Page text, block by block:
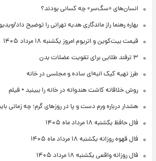
انسان‌های «سگ‌سر» چه کسانی بودند؟
بهاره رهنما راز ماندگاری هدیه تهرانی را توضیح داد/
قیمت بیت‌کوین و اتریوم امروز یکشنبه ۱۸ مرداد ۱۴۰۵
۳ ترفند طلایی برای تقویت عضلات بدن
طرز تهیه کیک انبه‌ای ساده و مجلسی در خانه
روش خلاقانه کاشت هندوانه در خانه را ببینید + فیلم
هشدار درباره ورم دست و پا در روزهای گرم؛ چه زمانی
فال حافظ یکشنبه ۱۸ مرداد ماه ۱۴۰۵
فال قهوه روزانه یکشنبه ۱۸ مرداد ماه ۱۴۰۵
فال روزانه واقعی یکشنبه ۱۸ مرداد ۱۴۰۵